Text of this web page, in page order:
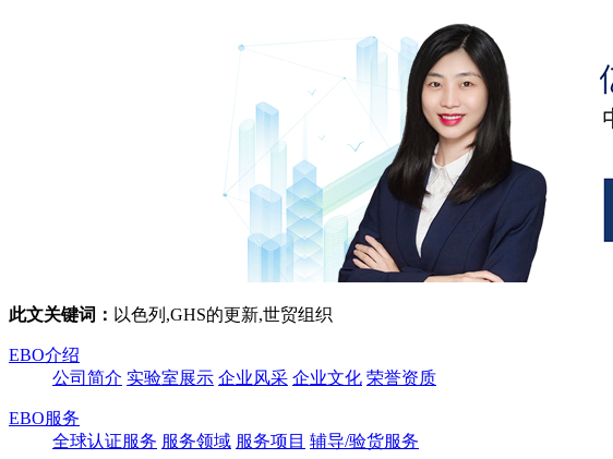
此文关键词： 以色列,GHS的更新,世贸组织
EBO介绍
公司简介 实验室展示 企业风采 企业文化 荣誉资质
EBO服务
全球认证服务 服务领域 服务项目 辅导/验货服务